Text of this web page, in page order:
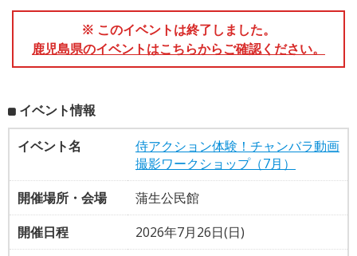
※ このイベントは終了しました。
鹿児島県のイベントはこちらからご確認ください。
イベント情報
イベント名
侍アクション体験！チャンバラ動画
撮影ワークショップ（7月）
開催場所・会場
蒲生公民館
開催日程
2026年7月26日(日)